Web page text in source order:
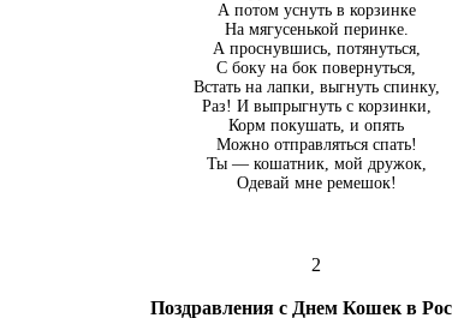
А потом уснуть в корзинке
На мягусенькой перинке.
А проснувшись, потянуться,
С боку на бок повернуться,
Встать на лапки, выгнуть спинку,
Раз! И выпрыгнуть с корзинки,
Корм покушать, и опять
Можно отправляться спать!
Ты — кошатник, мой дружок,
Одевай мне ремешок!
2
Поздравления с Днем Кошек в